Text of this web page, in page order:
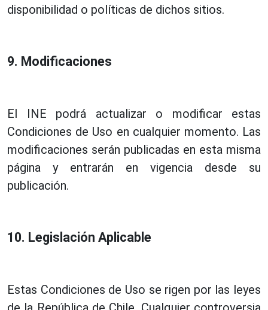
disponibilidad o políticas de dichos sitios.
9. Modificaciones
El INE podrá actualizar o modificar estas
Condiciones de Uso en cualquier momento. Las
modificaciones serán publicadas en esta misma
página y entrarán en vigencia desde su
publicación.
10. Legislación Aplicable
Estas Condiciones de Uso se rigen por las leyes